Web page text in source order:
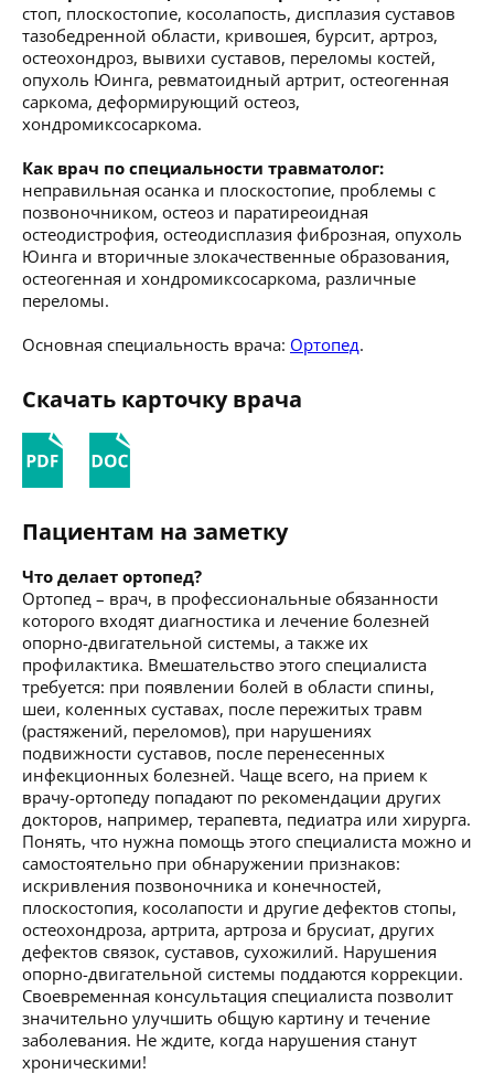
стоп, плоскостопие, косолапость, дисплазия суставов
тазобедренной области, кривошея, бурсит, артроз,
остеохондроз, вывихи суставов, переломы костей,
опухоль Юинга, ревматоидный артрит, остеогенная
саркома, деформирующий остеоз,
хондромиксосаркома.
Как врач по специальности травматолог:
неправильная осанка и плоскостопие, проблемы с
позвоночником, остеоз и паратиреоидная
остеодистрофия, остеодисплазия фиброзная, опухоль
Юинга и вторичные злокачественные образования,
остеогенная и хондромиксосаркома, различные
переломы.
Основная специальность врача: Ортопед.
Скачать карточку врача
Пациентам на заметку
Что делает ортопед?
Ортопед – врач, в профессиональные обязанности
которого входят диагностика и лечение болезней
опорно-двигательной системы, а также их
профилактика. Вмешательство этого специалиста
требуется: при появлении болей в области спины,
шеи, коленных суставах, после пережитых травм
(растяжений, переломов), при нарушениях
подвижности суставов, после перенесенных
инфекционных болезней. Чаще всего, на прием к
врачу-ортопеду попадают по рекомендации других
докторов, например, терапевта, педиатра или хирурга.
Понять, что нужна помощь этого специалиста можно и
самостоятельно при обнаружении признаков:
искривления позвоночника и конечностей,
плоскостопия, косолапости и другие дефектов стопы,
остеохондроза, артрита, артроза и брусиат, других
дефектов связок, суставов, сухожилий. Нарушения
опорно-двигательной системы поддаются коррекции.
Своевременная консультация специалиста позволит
значительно улучшить общую картину и течение
заболевания. Не ждите, когда нарушения станут
хроническими!